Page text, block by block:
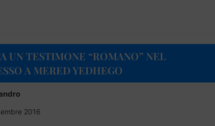
UN TESTIMONE “ROMANO” NEL
A MERED YEDHEGO
2016